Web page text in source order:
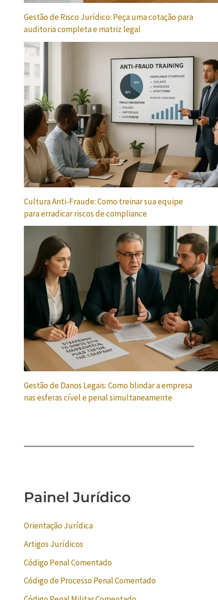
Gestão de Risco Jurídico: Peça uma cotação para
auditoria completa e matriz legal
Cultura Anti-Fraude: Como treinar sua equipe
para erradicar riscos de compliance
Gestão de Danos Legais: Como blindar a empresa
nas esferas cível e penal simultaneamente
Painel Jurídico
Orientação Jurídica
Artigos Jurídicos
Código Penal Comentado
Código de Processo Penal Comentado